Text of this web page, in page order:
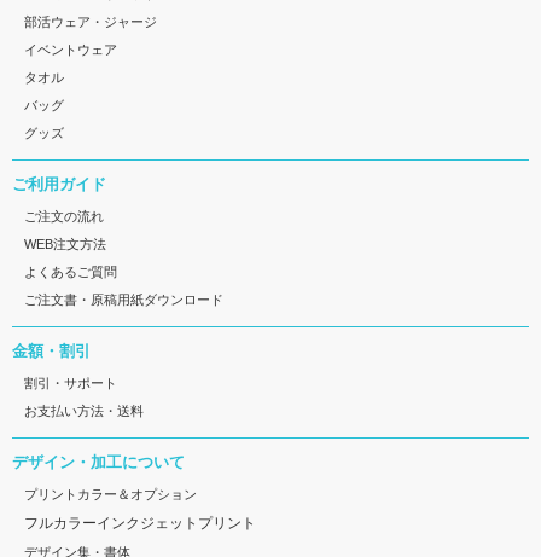
部活ウェア・ジャージ
イベントウェア
タオル
バッグ
グッズ
ご利用ガイド
ご注文の流れ
WEB注文方法
よくあるご質問
ご注文書・原稿用紙ダウンロード
金額・割引
割引・サポート
お支払い方法・送料
デザイン・加工について
プリントカラー＆オプション
フルカラーインクジェットプリント
デザイン集・書体